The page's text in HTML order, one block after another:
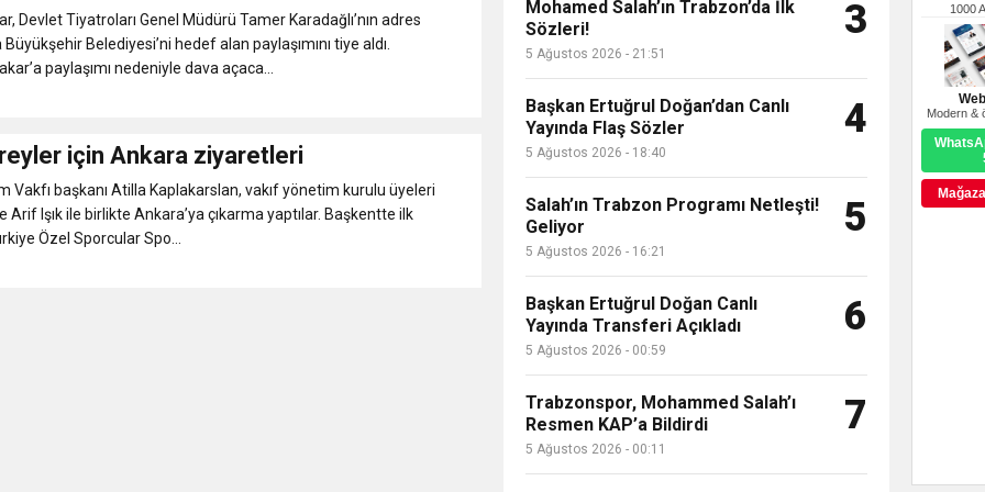
1000
Modern &
KAP’a Bildirdi
Devlet Tiyatroları Genel Müdürü Tamer Karadağlı’nın adres
Büyükşehir Belediyesi’ni hedef alan paylaşımını tiye aldı.
paylaşımı nedeniyle dava açaca...
için Ankara ziyaretleri
Vakfı başkanı Atilla Kaplakarslan, vakıf yönetim kurulu üyeleri
Arif Işık ile birlikte Ankara’ya çıkarma yaptılar. Başkentte ilk
Özel Sporcular Spo...
Mohamed Salah’ın Trabzon’da İlk
Sözleri!
5 Ağustos 2026 - 21:51
3
Başkan Ertuğrul Doğan’dan Canlı
Yayında Flaş Sözler
5 Ağustos 2026 - 18:40
4
Salah’ın Trabzon Programı Netleşti!
Geliyor
5 Ağustos 2026 - 16:21
5
Başkan Ertuğrul Doğan Canlı
Yayında Transferi Açıkladı
5 Ağustos 2026 - 00:59
6
Trabzonspor, Mohammed Salah’ı
Resmen KAP’a Bildirdi
5 Ağustos 2026 - 00:11
7